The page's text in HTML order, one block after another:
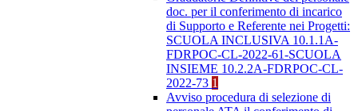
doc. per il conferimento di incarico
di Supporto e Referente nei Progetti:
SCUOLA INCLUSIVA 10.1.1A-
FDRPOC-CL-2022-61-SCUOLA
INSIEME 10.2.2A-FDRPOC-CL-
2022-73 1
Avviso procedura di selezione di